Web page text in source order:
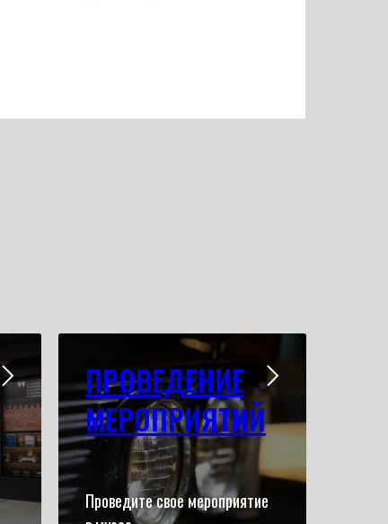
ПРОВЕДЕНИЕ
МЕРОПРИЯТИЙ
Проведите свое мероприятие